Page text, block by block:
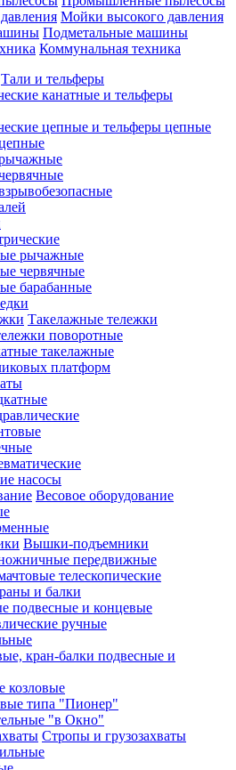
Мойки высокого давления
Подметальные машины
Коммунальная техника
Тали и тельферы
канатные и тельферы
цепные и тельферы цепные
рычажные
червячные
барабанные
Такелажные тележки
поворотные
такелажные
платформ
насосы
Весовое оборудование
Вышки-подъемники
передвижные
телескопические
и балки
подвесные и концевые
ручные
кран-балки подвесные и
козловые
типа "Пионер"
"в Окно"
Стропы и грузозахваты